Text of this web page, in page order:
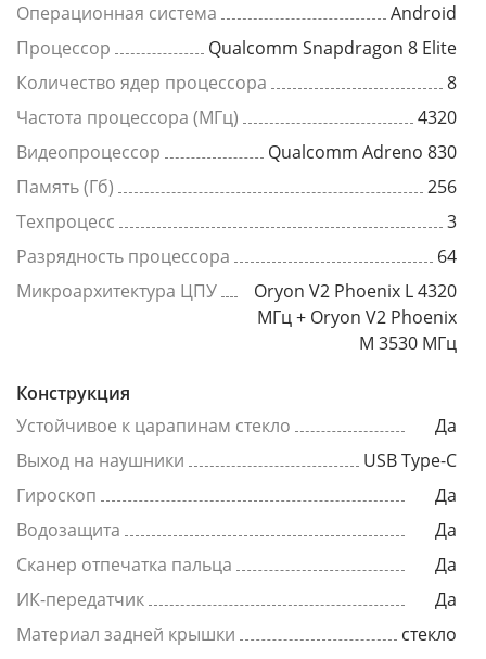
Операционная система
Android
Процессор
Qualcomm Snapdragon 8 Elite
Количество ядер процессора
8
Частота процессора (МГц)
4320
Видеопроцессор
Qualcomm Adreno 830
Память (Гб)
256
Техпроцесс
3
Разрядность процессора
64
Микроархитектура ЦПУ
Oryon V2 Phoenix L 4320
МГц + Oryon V2 Phoenix
M 3530 МГц
Конструкция
Устойчивое к царапинам стекло
Да
Выход на наушники
USB Type-C
Гироскоп
Да
Водозащита
Да
Сканер отпечатка пальца
Да
ИК-передатчик
Да
Материал задней крышки
стекло